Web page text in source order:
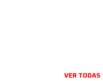
VER TODAS